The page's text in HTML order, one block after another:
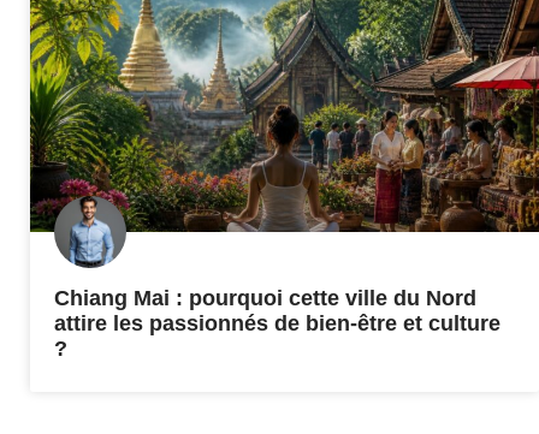
Chiang Mai : pourquoi cette ville du Nord
attire les passionnés de bien-être et culture
?